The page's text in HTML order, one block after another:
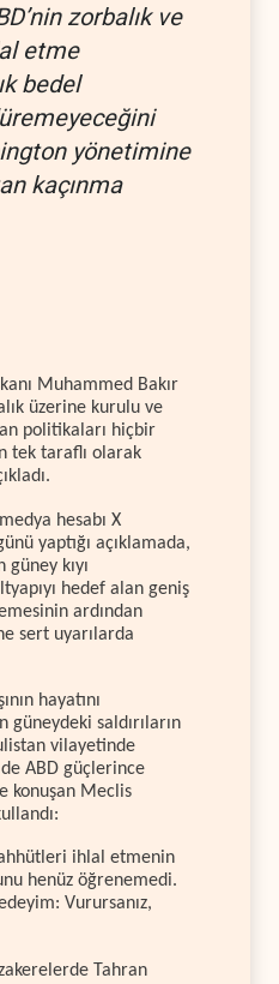
zorbalık ve
etme
bedel
yönetimine
kaçınma
Muhammed Bakır
üzerine kurulu ve
politikaları hiçbir
tek taraflı olarak
hesabı X
yaptığı açıklamada,
güney kıyı
hedef alan geniş
ardından
sert uyarılarda
hayatını
güneydeki saldırıların
vilayetinde
ABD güçlerince
konuşan Meclis
ihlal etmenin
henüz öğrenemedi.
Vurursanız,
Tahran